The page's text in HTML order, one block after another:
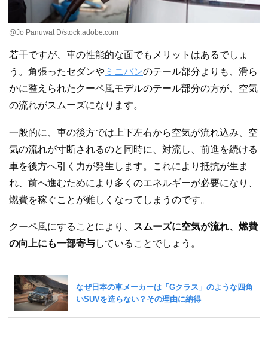
@Jo Panuwat D/stock.adobe.com
若干ですが、車の性能的な面でもメリットはあるでしょ
う。角張ったセダンや ミニバンのテール部分よりも、滑ら
かに整えられたクーペ風モデルのテール部分の方が、空気
の流れがスムーズになります。
一般的に、車の後方では上下左右から空気が流れ込み、空
気の流れが寸断されるのと同時に、対流し、前進を続ける
車を後方へ引く力が発生します。これにより抵抗が生ま
れ、前へ進むためにより多くのエネルギーが必要になり、
燃費を稼ぐことが難しくなってしまうのです。
クーペ風にすることにより、 スムーズに空気が流れ、燃費
の向上にも一部寄与していることでしょう。